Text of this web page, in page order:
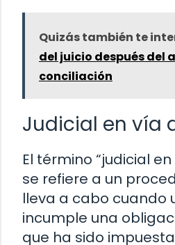
Quizás también te
del juicio después del
conciliación
Judicial en vía
El término “judicial
se refiere a un
lleva a cabo cuando
incumple una
que ha sido